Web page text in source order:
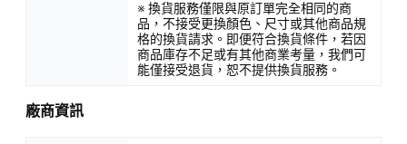
※ 換貨服務僅限與原訂單完全相同的商
品，不接受更換顏色、尺寸或其他商品規
格的換貨請求。即便符合換貨條件，若因
商品庫存不足或有其他商業考量，我們可
能僅接受退貨，恕不提供換貨服務。
廠商資訊